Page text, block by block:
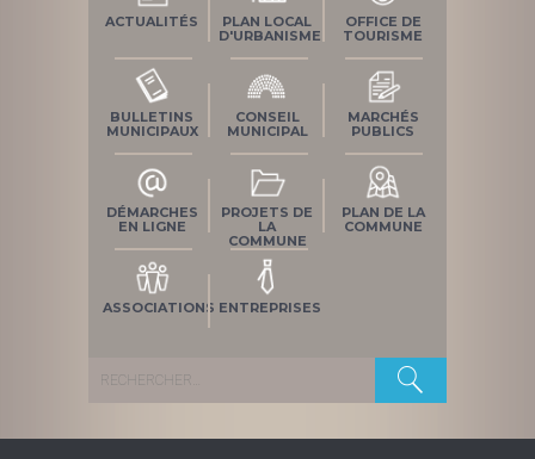
ACTUALITÉS
PLAN LOCAL
D'URBANISME
OFFICE DE
TOURISME
BULLETINS
MUNICIPAUX
CONSEIL
MUNICIPAL
MARCHÉS
PUBLICS
DÉMARCHES
EN LIGNE
PROJETS DE
LA
COMMUNE
PLAN DE LA
COMMUNE
ASSOCIATIONS ENTREPRISES
Rechercher :